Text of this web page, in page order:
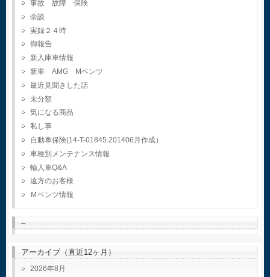
事故 故障 保険
余談
実録２４時
御報告
新入庫車情報
新車 AMG Mベンツ
最近見聞きした話
未分類
気になる商品
私し事
自動車保険(14-T-01845.201406月作成）
車種別メンテナンス情報
輸入車Q&A
遠方のお客様
Ｍベンツ情報
–
アーカイブ（直近12ヶ月）
2026年8月